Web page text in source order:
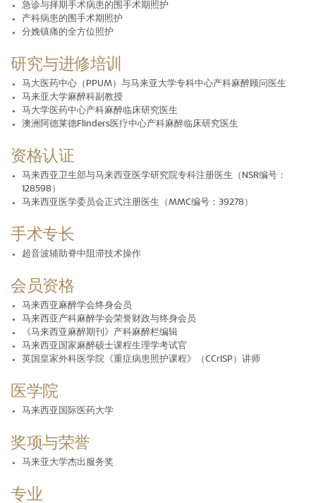
急诊与择期手术病患的围手术期照护
产科病患的围手术期照护
分娩镇痛的全方位照护
研究与进修培训
马大医药中心（PPUM）与马来亚大学专科中心产科麻醉顾问医生
马来亚大学麻醉科副教授
马大学医药中心产科麻醉临床研究医生
澳洲阿德莱德Flinders医疗中心产科麻醉临床研究医生
资格认证
马来西亚卫生部与马来西亚医学研究院专科注册医生（NSR编号：
128598）
马来西亚医学委员会正式注册医生（MMC编号：39278）
手术专长
超音波辅助脊中阻滞技术操作
会员资格
马来西亚麻醉学会终身会员
马来西亚产科麻醉学会荣誉财政与终身会员
《马来西亚麻醉期刊》产科麻醉栏编辑
马来西亚国家麻醉硕士课程生理学考试官
英国皇家外科医学院《重症病患照护课程》（CCrISP）讲师
医学院
马来西亚国际医药大学
奖项与荣誉
马来亚大学杰出服务奖
专业